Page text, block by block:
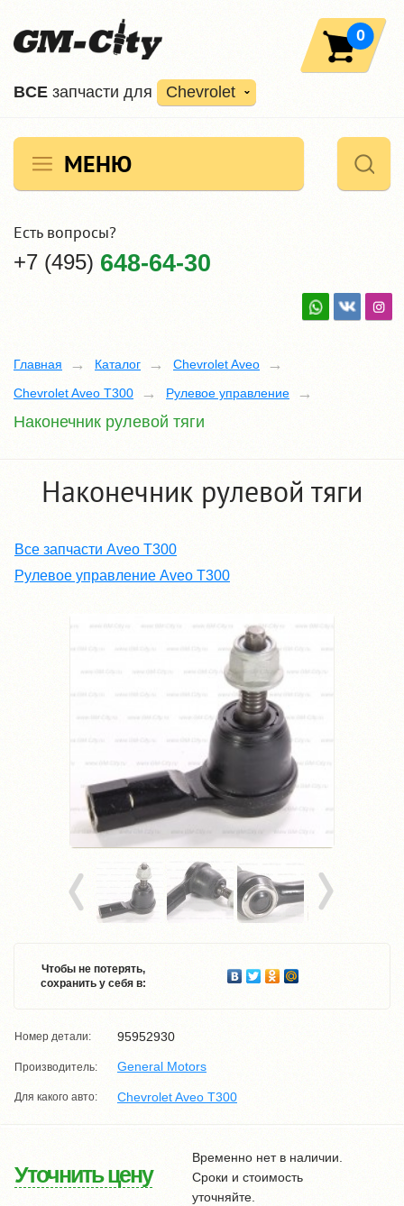
ВCE запчасти для Chevrolet
0
МЕНЮ
Есть вопросы?
+7 (495) 648-64-30
Главная Каталог
Chevrolet Aveo
Chevrolet Aveo T300
Рулевое управление
Наконечник рулевой тяги
Наконечник рулевой тяги
Все запчасти Aveo T300
Рулевое управление Aveo T300
Чтобы не потерять,
сохранить у себя в:
Номер детали: 95952930
Производитель: General Motors
Для какого авто: Chevrolet Aveo T300
Уточнить цену
Временно нет в наличии.
Сроки и стоимость
уточняйте.